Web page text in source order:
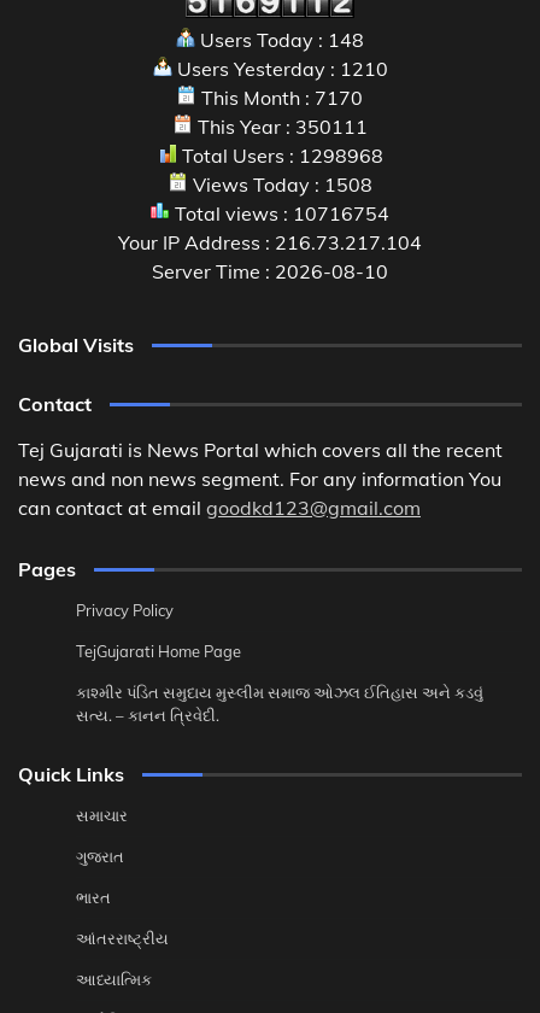
Users Today : 148
Users Yesterday : 1210
This Month : 7170
This Year : 350111
Total Users : 1298968
Views Today : 1508
Total views : 10716754
Your IP Address : 216.73.217.104
Server Time : 2026-08-10
Global Visits
Contact
Tej Gujarati is News Portal which covers all the recent
news and non news segment. For any information You
can contact at email goodkd123@gmail.com
Pages
Privacy Policy
TejGujarati Home Page
કાશ્મીર પંડિત સમુદાય મુસ્લીમ સમાજ ઓઝલ ઈતિહાસ અને કડવું
સત્ય. – કાનન ત્રિવેદી.
Quick Links
સમાચાર
ગુજરાત
ભારત
આંતરરાષ્ટ્રીય
આધ્યાત્મિક